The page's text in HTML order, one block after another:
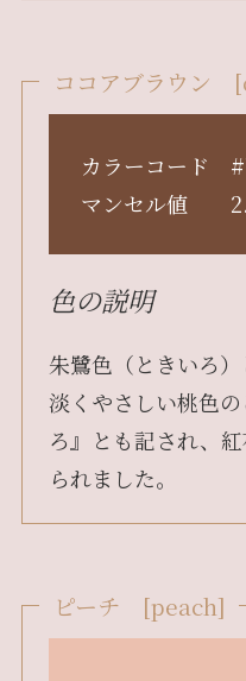
ココアブラウン
カラーコード
マンセル値
色の説明
朱鷺色（ときいろ
淡くやさしい桃色
ろ』とも記され、
られました。
ピーチ [peach]